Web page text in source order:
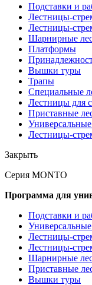
Подставки и
Лестницы-
Лестницы-
Шарнирные
Платформы
Вышки туры
Трапы
Специальные
Лестницы для
Приставные
Лестницы-
Закрыть
Серия MONTO
Программа для
Подставки и
Лестницы-
Лестницы-
Шарнирные
Приставные
Вышки туры